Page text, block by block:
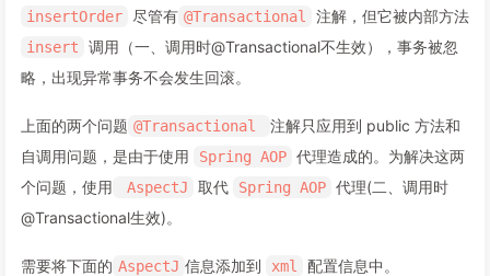
insertOrder 尽管有 @Transactional 注解，但它被内部方法
insert
调用（一、调用时@Transactional不生效），事务被忽
略，出现异常事务不会发生回滚。
上面的两个问题 @Transactional
注解只应用到 public 方法和
自调用问题，是由于使用
Spring AOP 代理造成的。为解决这两
个问题，使用
AspectJ 取代 Spring AOP 代理(二、调用时
@Transactional生效)。
需要将下面的 AspectJ 信息添加到 xml 配置信息中。